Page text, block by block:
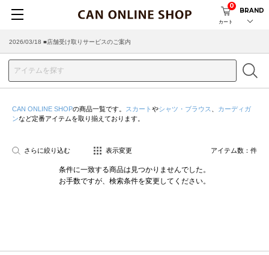
カート
0
BRAND
2026/03/18 ■店舗受け取りサービスのご案内
CAN ONLINE SHOPの商品一覧です。 スカート やシャツ・ブラウス
カーディガ
ンなど定番アイテムを取り揃えております。
さらに絞り込む 表示変更 アイテム数： 件
条件に一致する商品は見つかりませんでした。
お手数ですが、検索条件を変更してください。